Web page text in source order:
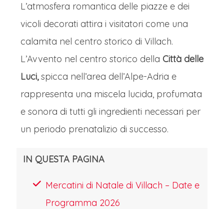
d'api. Le bancarelle in legno, illuminate
da luci calde, offrono artigianato
locale, decorazioni fatte a mano e
prelibatezze culinarie. Il maestoso
albero di Natale domina la piazza,
creando un'atmosfera da favola.Ma la
magia non si ferma qui:il mercatino
"Perle dell'Avvento" sul lago Faak e
unico.Con le Alpi innevate come
sfondo, i mercatini di Villach sono
L’atmosfera romantica delle piazze e dei
vicoli decorati attira i visitatori come una
calamita nel centro storico di Villach.
L’Avvento nel centro storico della Città delle
Luci,spicca nell’area dell’Alpe-Adria e
rappresenta una miscela lucida, profumata
e sonora di tutti gli ingredienti necessari per
un periodo prenatalizio di successo.
IN QUESTA PAGINA
Mercatini di Natale di Villach – Date e
Programma 2026